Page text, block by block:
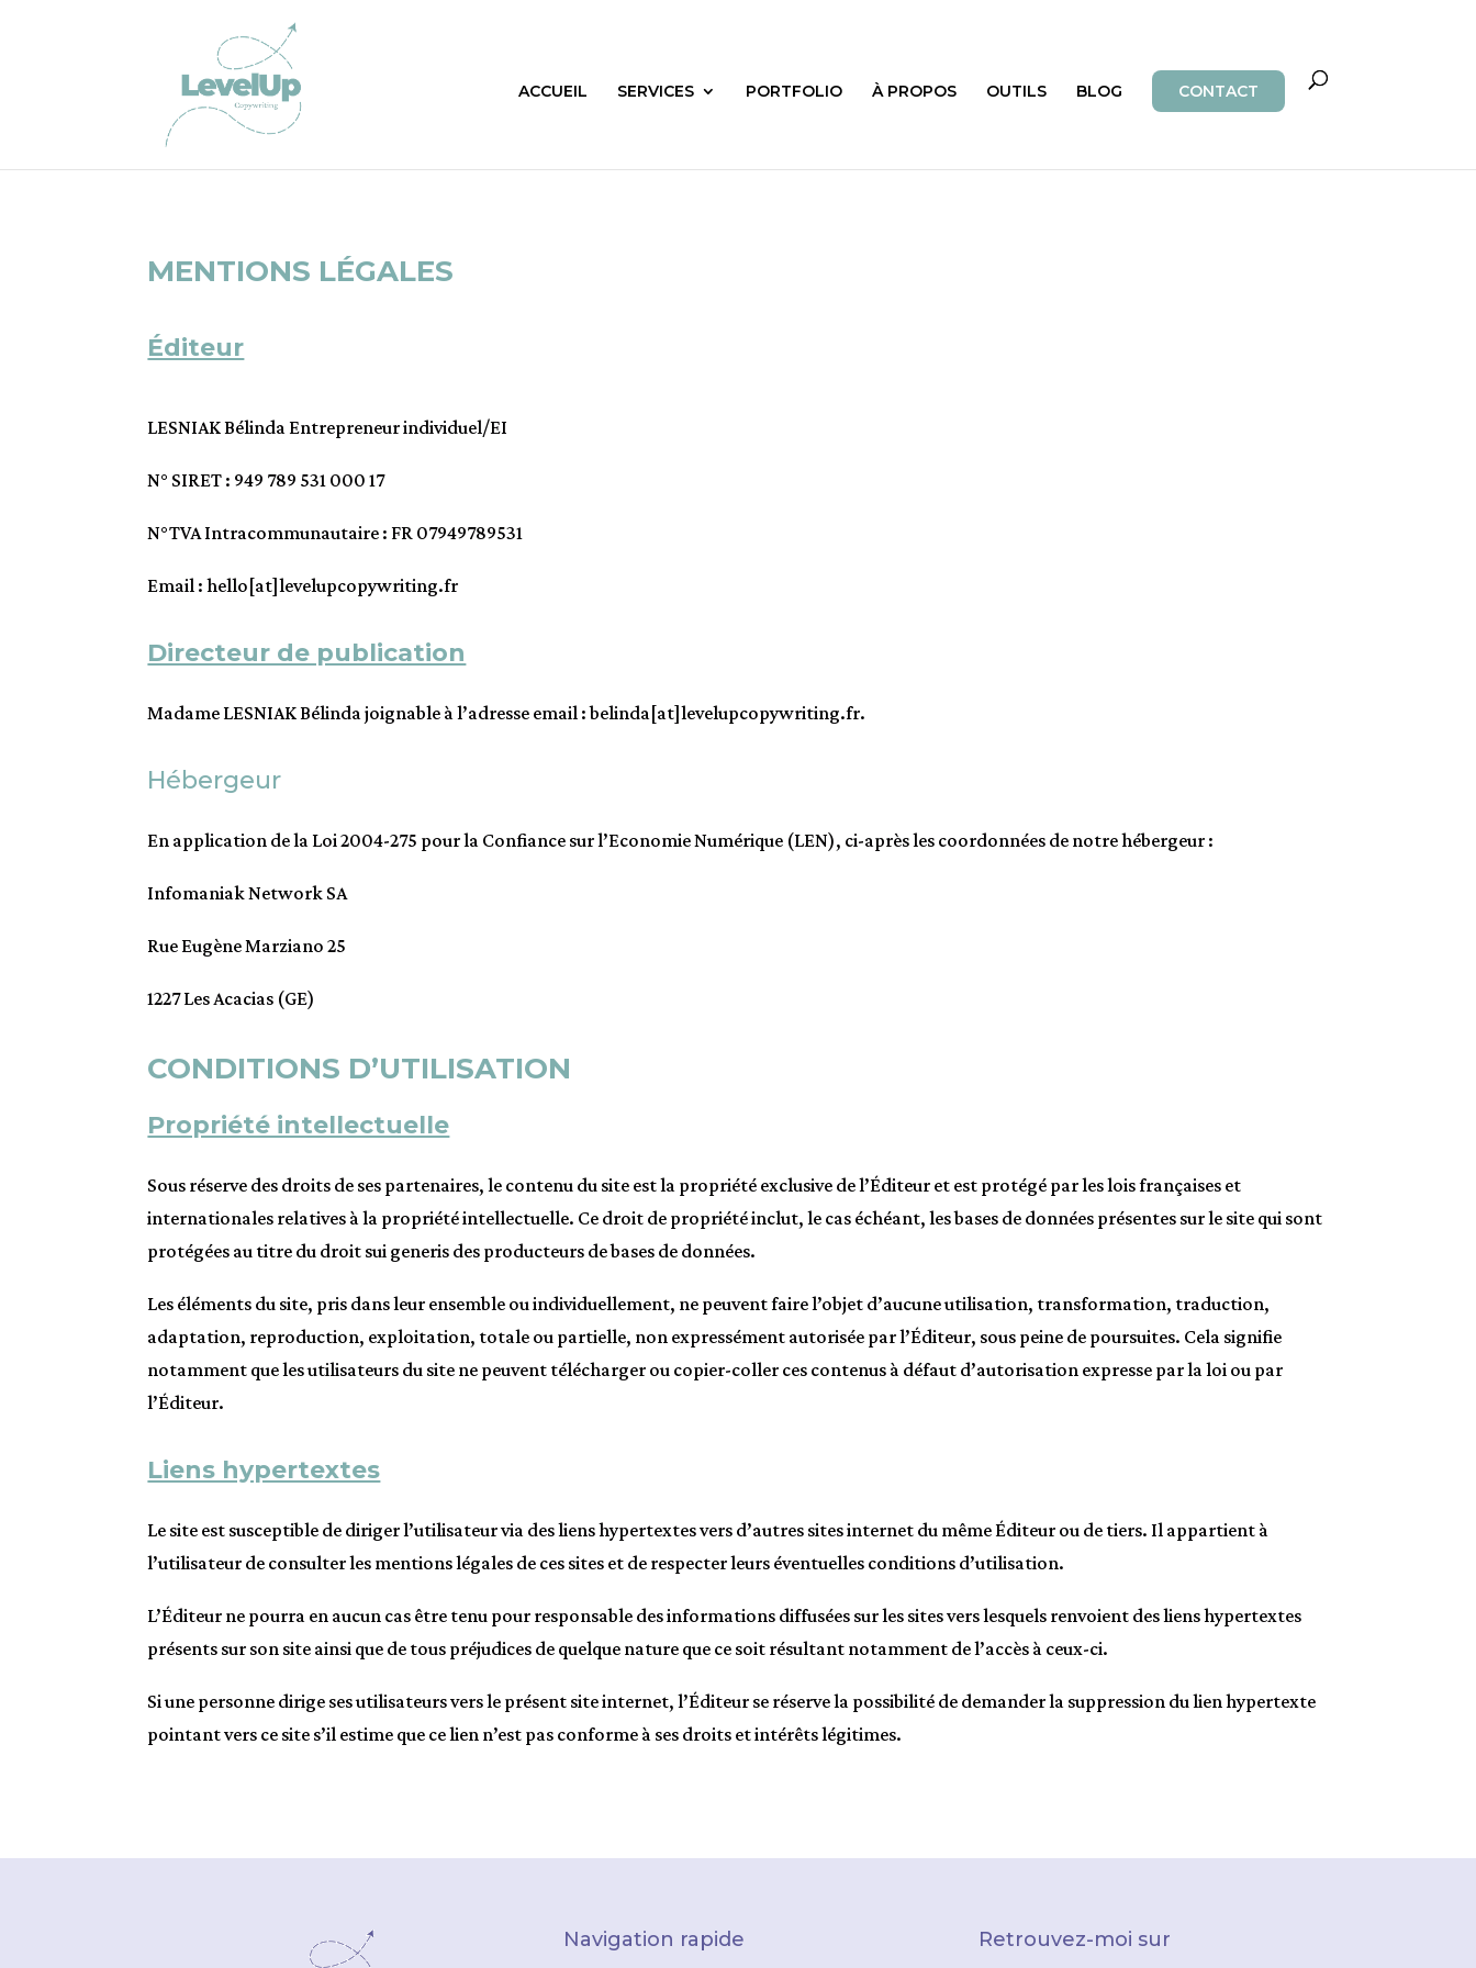
ACCUEIL SERVICES PORTFOLIO À PROPOS OUTILS BLOG CONTACT
MENTIONS LÉGALES
Éditeur
LESNIAK Bélinda Entrepreneur individuel/EI
N° SIRET : 949 789 531 000 17
N°TVA Intracommunautaire : FR 07949789531
Email : hello[at]levelupcopywriting.fr
Directeur de publication
Madame LESNIAK Bélinda joignable à l’adresse email : belinda[at]levelupcopywriting.fr.
Hébergeur
En application de la Loi 2004-275 pour la Confiance sur l’Economie Numérique (LEN), ci-après les coordonnées de notre hébergeur :
Infomaniak Network SA
Rue Eugène Marziano 25
1227 Les Acacias (GE)
CONDITIONS D’UTILISATION
Propriété intellectuelle
Sous réserve des droits de ses partenaires, le contenu du site est la propriété exclusive de l’Éditeur et est protégé par les lois françaises et
internationales relatives à la propriété intellectuelle. Ce droit de propriété inclut, le cas échéant, les bases de données présentes sur le site qui sont
protégées au titre du droit sui generis des producteurs de bases de données.
Les éléments du site, pris dans leur ensemble ou individuellement, ne peuvent faire l’objet d’aucune utilisation, transformation, traduction,
adaptation, reproduction, exploitation, totale ou partielle, non expressément autorisée par l’Éditeur, sous peine de poursuites. Cela signifie
notamment que les utilisateurs du site ne peuvent télécharger ou copier-coller ces contenus à défaut d’autorisation expresse par la loi ou par
l’Éditeur.
Liens hypertextes
Le site est susceptible de diriger l’utilisateur via des liens hypertextes vers d’autres sites internet du même Éditeur ou de tiers. Il appartient à
l’utilisateur de consulter les mentions légales de ces sites et de respecter leurs éventuelles conditions d’utilisation.
L’Éditeur ne pourra en aucun cas être tenu pour responsable des informations diffusées sur les sites vers lesquels renvoient des liens hypertextes
présents sur son site ainsi que de tous préjudices de quelque nature que ce soit résultant notamment de l’accès à ceux-ci.
Si une personne dirige ses utilisateurs vers le présent site internet, l’Éditeur se réserve la possibilité de demander la suppression du lien hypertexte
pointant vers ce site s’il estime que ce lien n’est pas conforme à ses droits et intérêts légitimes.
Navigation rapide Retrouvez-moi sur